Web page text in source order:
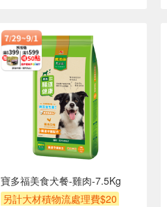
寶多福美食犬餐-雞肉-7.5Kg
另計大材積物流處理費$20